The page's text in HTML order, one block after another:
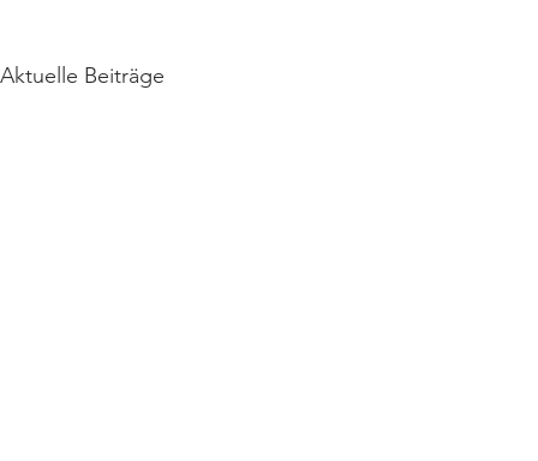
Aktuelle Beiträge